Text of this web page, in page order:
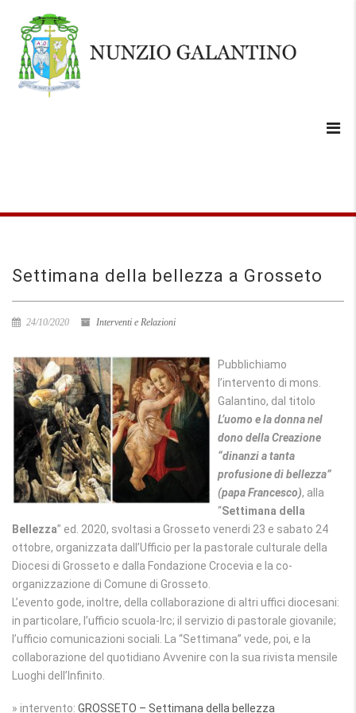
Settimana della bellezza a Grosseto
24/10/2020 Interventi e Relazioni
Pubblichiamo
l’intervento di mons.
Galantino, dal titolo
L’uomo e la donna nel
dono della Creazione
“dinanzi a tanta
profusione di bellezza”
(papa Francesco), alla
“Settimana della
Bellezza” ed. 2020, svoltasi a Grosseto venerdi 23 e sabato 24
ottobre, organizzata dall’Ufficio per la pastorale culturale della
Diocesi di Grosseto e dalla Fondazione Crocevia e la co-
organizzazione di Comune di Grosseto.
L’evento gode, inoltre, della collaborazione di altri uffici diocesani:
in particolare, l’ufficio scuola-Irc; il servizio di pastorale giovanile;
l’ufficio comunicazioni sociali. La “Settimana” vede, poi, e la
collaborazione del quotidiano Avvenire con la sua rivista mensile
Luoghi dell’Infinito.
» intervento: GROSSETO – Settimana della bellezza